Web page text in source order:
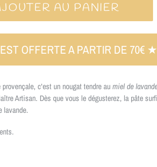
AU PANIER
OFFERTE A PARTIR DE 70€ ★
c'est un nougat tendre aumiel de
Artisan. Dès que vous le dégusterez, la pâte
lavande.